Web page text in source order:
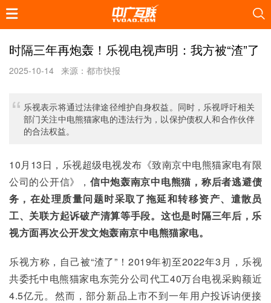
时隔三年再炮轰！乐视电视声明：我方被“渣”了
2025-10-14 来源：都市快报
乐视表示将通过法律途径维护自身权益。同时，乐视呼吁相关
部门关注中电熊猫家电的违法行为，以保护债权人和合作伙伴
的合法权益。
10月13日，乐视超级电视发布《致南京中电熊猫家电有限
公司的公开信》， 信中炮轰南京中电熊猫，称后者逃避债
务，在处理质量问题时采取了拖延和转移资产、遣散员
工、关联方起诉破产清算等手段。这也是时隔三年后，乐
视方面再次公开发文炮轰南京中电熊猫家电。
乐视方称，自己被“渣了”！2019年初至2022年3月，乐视
共委托中电熊猫家电东莞分公司代工40万台电视采购额近
4.5亿元。然而，部分新品上市不到一年用户投诉讷便接